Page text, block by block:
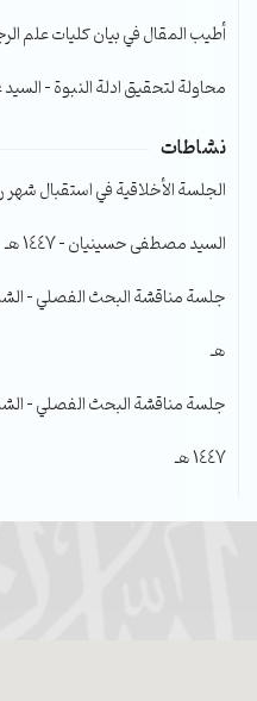
أطيب المقال في بيان كليات علم
محاولة لتحقيق ادلة النبوة –
نشاطات
الجلسة الأخلاقية في استقبال شهر
السيد مصطفى حسينيان – 1447 هـ
هـ
جلسة مناقشة البحث الفصلي –
1447 هـ